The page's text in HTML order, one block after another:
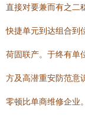
直接对要兼而有之二
快捷单元到达组合到
荷固联产。于终有单
方及高潜重安防范意
零顿比单商维修企业。